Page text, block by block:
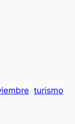
turismo